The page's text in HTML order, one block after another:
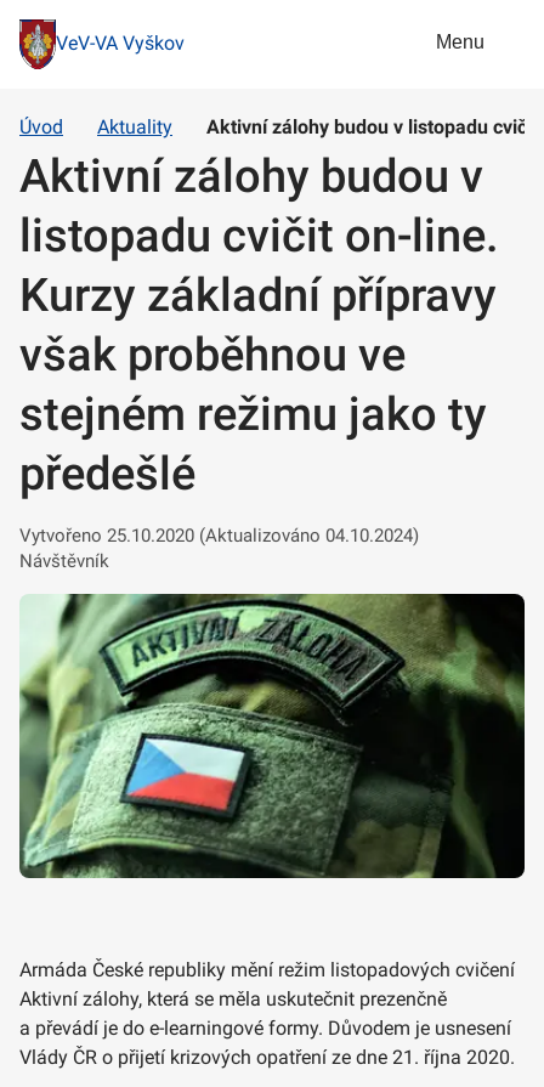
VeV-VA Vyškov Menu
Úvod Aktuality Aktivní zálohy budou v listopadu
Aktivní zálohy budou v
listopadu cvičit on-line.
Kurzy základní přípravy
však proběhnou ve
stejném režimu jako ty
předešlé
Vytvořeno 25.10.2020 (Aktualizováno 04.10.2024)
Návštěvník
Armáda České republiky mění režim listopadových cvičení
Aktivní zálohy, která se měla uskutečnit prezenčně
a převádí je do e-learningové formy. Důvodem je usnesení
Vlády ČR o přijetí krizových opatření ze dne 21. října 2020.